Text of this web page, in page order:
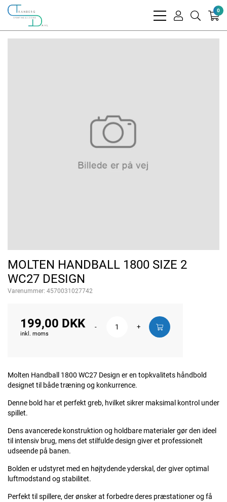
bars
user
search
0
MOLTEN HANDBALL 1800 SIZE 2
WC27 DESIGN
Varenummer: 4570031027742
199,00 DKK
inkl. moms
- +
Molten Handball 1800 WC27 Design er en topkvalitets håndbold
designet til både træning og konkurrence.
Denne bold har et perfekt greb, hvilket sikrer maksimal kontrol under
spillet.
Dens avancerede konstruktion og holdbare materialer gør den ideel
til intensiv brug, mens det stilfulde design giver et professionelt
udseende på banen.
Bolden er udstyret med en højtydende yderskal, der giver optimal
luftmodstand og stabilitet.
Perfekt til spillere, der ønsker at forbedre deres præstationer og få